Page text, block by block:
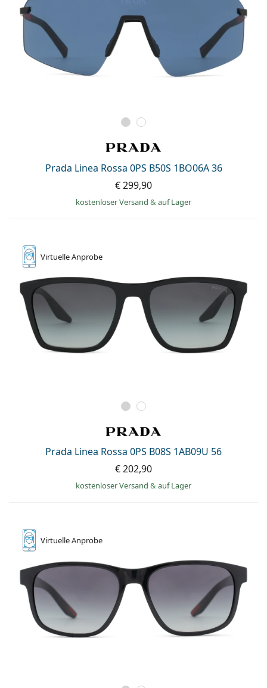
Prada Linea Rossa 0PS B50S 1BO06A 36
€ 299,90
kostenloser Versand & auf Lager
VirtuelleAnprobe
Prada Linea Rossa 0PS B08S 1AB09U 56
€ 202,90
kostenloser Versand & auf Lager
VirtuelleAnprobe